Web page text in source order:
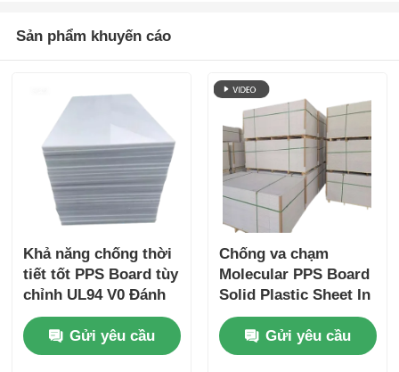
Sản phẩm khuyến cáo
Khả năng chống thời
tiết tốt PPS Board tùy
chỉnh UL94 V0 Đánh
giá dễ cháy được
khuyến cáo cho các
thành phần công
Gửi yêu cầu
Chống va chạm
Molecular PPS Board
Solid Plastic Sheet In
Bulk
Gửi yêu cầu